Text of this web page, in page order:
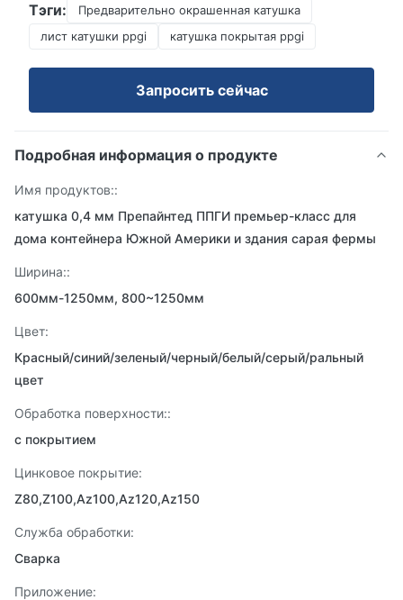
Тэги:
Предварительно окрашенная катушка
лист катушки ppgi
катушка покрытая ppgi
Запросить сейчас
Подробная информация о продукте
Имя продуктов::
катушка 0,4 мм Препайнтед ППГИ премьер-класс для
дома контейнера Южной Америки и здания сарая фермы
Ширина::
600мм-1250мм, 800~1250мм
Цвет:
Красный/синий/зеленый/черный/белый/серый/ральный
цвет
Обработка поверхности::
с покрытием
Цинковое покрытие:
Z80,Z100,Az100,Az120,Az150
Служба обработки:
Сварка
Приложение: